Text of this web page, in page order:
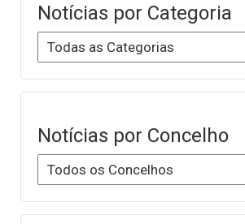
Notícias por Categoria
Notícias por Concelho